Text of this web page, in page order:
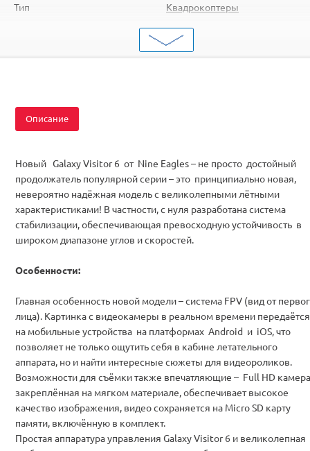
Тип
Квадрокоптеры
с FPV
Описание
Новый Galaxy Visitor 6 от Nine Eagles – не просто достойный
продолжатель популярной серии – это принципиально новая,
невероятно надёжная модель с великолепными лётными
характеристиками! В частности, с нуля разработана система
стабилизации, обеспечивающая превосходную устойчивость в
широком диапазоне углов и скоростей.
Особенности:
Главная особенность новой модели – система FPV (вид от
лица). Картинка с видеокамеры в реальном времени передаётся
на мобильные устройства на платформах Android и iOS, что
позволяет не только ощутить себя в кабине летательного
аппарата, но и найти интересные сюжеты для видеороликов.
Возможности для съёмки также впечатляющие – Full HD
закреплённая на мягком материале, обеспечивает высокое
качество изображения, видео сохраняется на Micro SD карту
памяти, включённую в комплект.
Простая аппаратура управления Galaxy Visitor 6 и великолепная